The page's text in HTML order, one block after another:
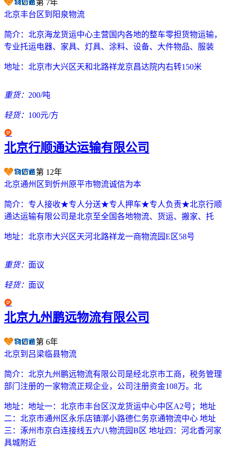
第 7年
北京丰台区到阳泉物流
简介： 北京海龙货运中心主营国内各地的整车零担货物运输，
专业托运电器、家具、灯具、涂料、设备、大件物品、服装
地址： 北京市大兴区天和北路祥龙京昌达院内右转150米
重货： 200/吨
轻货： 100元/方
北京行顺通达运输有限公司
第 12年
北京通州区到忻州原平市物流诚信为本
简介： 专人接收★专人分送★专人押车★专人负责★北京行顺
通达运输有限公司是北京至全国各地物流、货运、搬家、托
地址： 北京市大兴区天河北路祥龙一商物流园E区58号
重货： 面议
轻货： 面议
北京九州鹏远物流有限公司
第 6年
北京到吕梁临县物流
简介： 北京九州鹏远物流有限公司是经北京市工商，税务管理
部门注册的一家物流正规企业，公司注册资金108万。北
地址： 地址一：北京市丰台区汉龙货运中心中区A2号；地址
二：北京市通州区永乐店镇漷小路德仁务京通物流中心 地址
三：涿州市京白连接线五六八物流园B区 地址四：河北香河家
具城附近